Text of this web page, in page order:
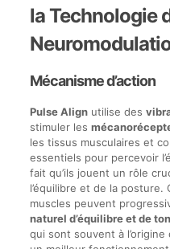
la Technologie
Mécanisme d’action
Pulse Alignutilise des
stimuler les
les tissus musculaires et
essentiels pour percevoir
fait qu’ils jouent un rôle
l’équilibre et de la
muscles peuvent
naturel d’équilibre et de
qui sont souvent à l’origine